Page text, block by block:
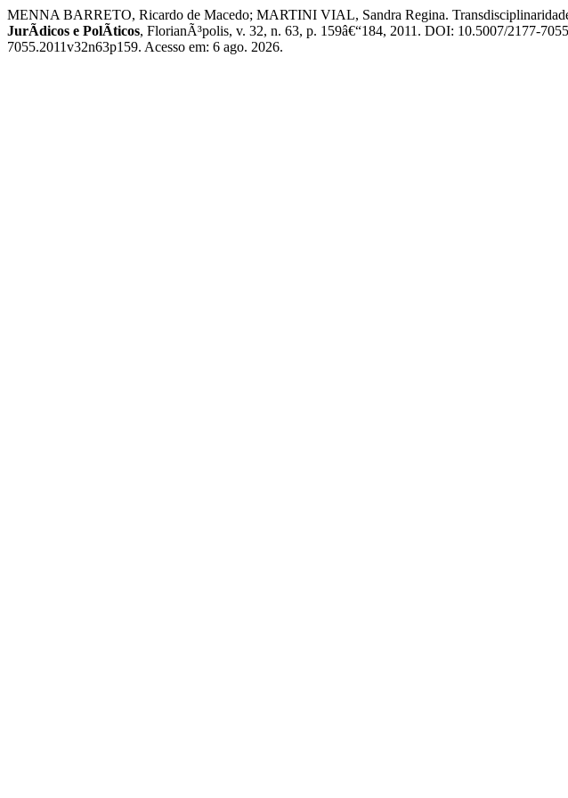
MENNA BARRETO, Ricardo de Macedo; MARTINI VIAL, Sandra Regina.
JurÃ­dicos e PolÃ­ticos, FlorianÃ³polis, v. 32, n. 63, p. 159â€“184, 2011. DOI: 10.5007/2177-
7055.2011v32n63p159. Acesso em: 6 ago. 2026.